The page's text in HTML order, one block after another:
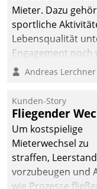
Mieter. Dazu
sportliche
Lebensqualität
Engagement noch
von Beschwerden
und Beschwerde-
ein.
Andreas Lerchner
Kunden-Story
Fliegender
Um kostspielige
Mieterwechsel zu
straffen, Leerstand
vorzubeugen und
wie Prozesse